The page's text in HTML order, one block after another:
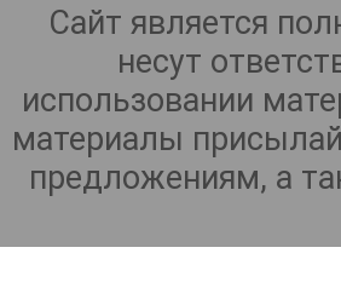
Сайт является
несут
использовании
материалы
предложениям, а